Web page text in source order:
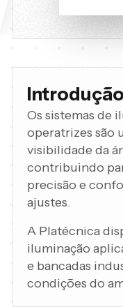
Os sistemas de
operatrizes são
visibilidade da
contribuindo
precisão e
ajustes.
A Platécnica
iluminação
e bancadas
condições do